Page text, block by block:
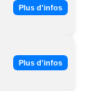
Plus d'infos
Plus d'infos